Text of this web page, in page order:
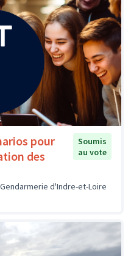
pour
des
Soumis
au vote
d'Indre-et-Loire